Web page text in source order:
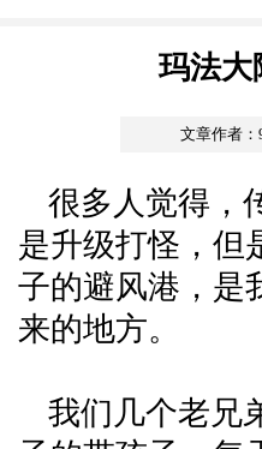
玛法大
文章作者
很多人觉得，
是升级打怪，但
子的避风港，是
来的地方。
我们几个老兄